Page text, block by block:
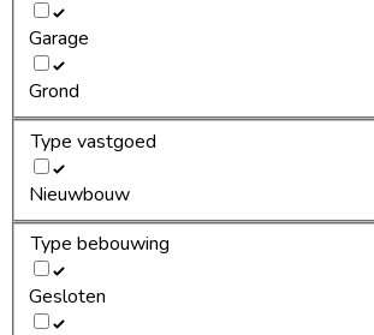
Garage
Grond
Type vastgoed
Nieuwbouw
Type bebouwing
Gesloten